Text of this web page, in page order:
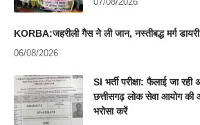
KORBA:जहरीली गैस ने ली जान, नस्तीबद्ध मर्ग
06/08/2026
SI भर्ती परीक्षा: फैलाई जा
छत्तीसगढ़ लोक सेवा आयोग की
भरोसा करें